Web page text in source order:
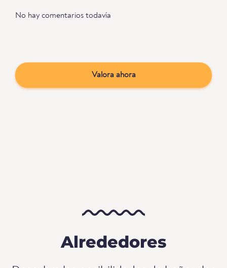
No hay comentarios todavía
Valora ahora
Alrededores